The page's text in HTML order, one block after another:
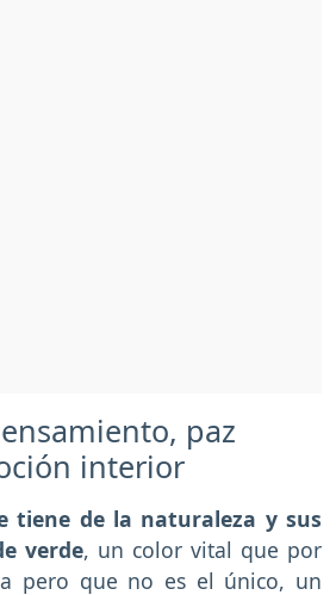
paz
interior
tiene de la naturaleza y sus
verde, un color vital que por
pero que no es el único, un